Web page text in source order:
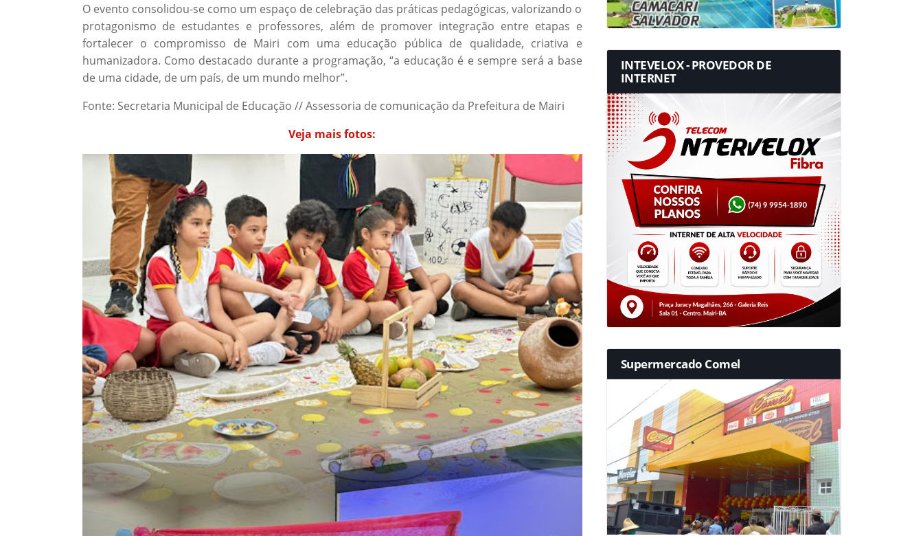
O evento consolidou-se como um espaço de celebração das práticas pedagógicas, valorizando o
protagonismo de estudantes e professores, além de promover integração entre etapas e
fortalecer o compromisso de Mairi com uma educação pública de qualidade, criativa e
humanizadora. Como destacado durante a programação, “a educação é e sempre será a base
de uma cidade, de um país, de um mundo melhor”.
Fonte: Secretaria Municipal de Educação // Assessoria de comunicação da Prefeitura de Mairi
Veja mais fotos:
INTEVELOX - PROVEDOR DE
INTERNET
Supermercado Comel